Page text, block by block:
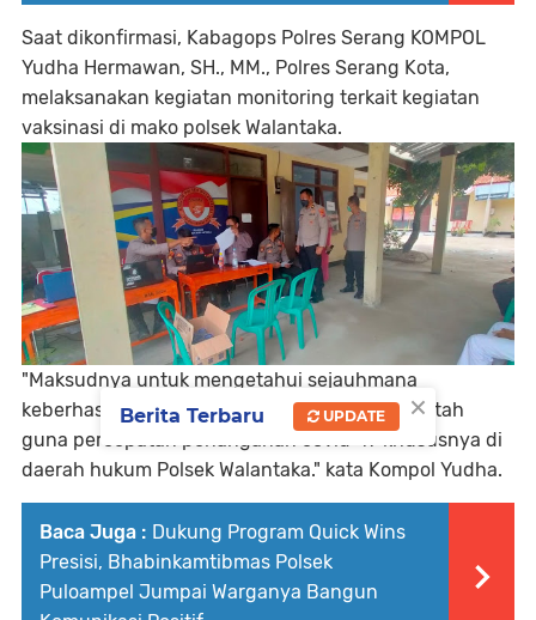
Saat dikonfirmasi, Kabagops Polres Serang KOMPOL
Yudha Hermawan, SH., MM., Polres Serang Kota,
melaksanakan kegiatan monitoring terkait kegiatan
vaksinasi di mako polsek Walantaka.
"Maksudnya untuk mengetahui sejauhmana
keberhasilan dalam realisasi program pemerintah
guna percepatan penanganan covid-19 khususnya di
daerah hukum Polsek Walantaka." kata Kompol Yudha.
Baca Juga : Dukung Program Quick Wins
Presisi, Bhabinkamtibmas Polsek
Puloampel Jumpai Warganya Bangun
×
Berita Terbaru UPDATE